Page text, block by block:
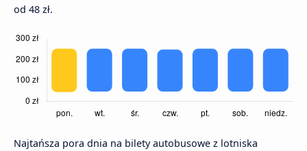
od 48 zł.
Najtańsza pora dnia na bilety autobusowe z lotniska